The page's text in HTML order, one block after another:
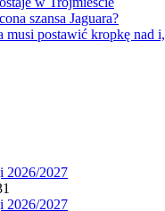
szansa Jaguara?
musi postawić kropkę nad